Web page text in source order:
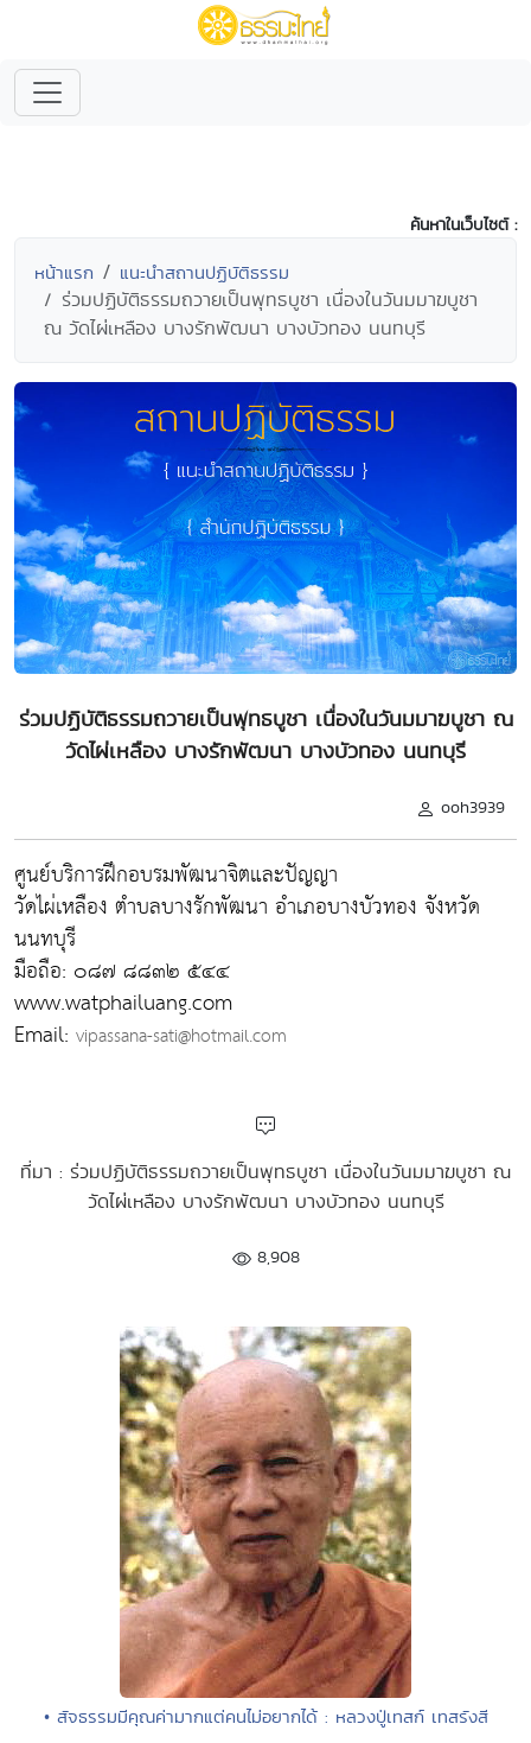
ค้นหาในเว็บไซต์ :
หน้าแรก แนะนำสถานปฏิบัติธรรม
ร่วมปฏิบัติธรรมถวายเป็นพุทธบูชา เนื่องในวันมมาฆบูชา
ณ วัดไผ่เหลือง บางรักพัฒนา บางบัวทอง นนทบุรี
ร่วมปฏิบัติธรรมถวายเป็นพุทธบูชา เนื่องในวันมมาฆบูชา ณ
วัดไผ่เหลือง บางรักพัฒนา บางบัวทอง นนทบุรี
ooh3939
ศูนย์บริการฝึกอบรมพัฒนาจิตและปัญญา
วัดไผ่เหลือง ตำบลบางรักพัฒนา อำเภอบางบัวทอง จังหวัด
นนทบุรี
มือถือ: ๐๘๗ ๘๘๓๒ ๕๔๔
www.watphailuang.com
Email: vipassana-sati@hotmail.com
ที่มา : ร่วมปฏิบัติธรรมถวายเป็นพุทธบูชา เนื่องในวันมมาฆบูชา ณ
วัดไผ่เหลือง บางรักพัฒนา บางบัวทอง นนทบุรี
8,908
• สัจธรรมมีคุณค่ามากแต่คนไม่อยากได้ : หลวงปู่เทสก์ เทสรังสี